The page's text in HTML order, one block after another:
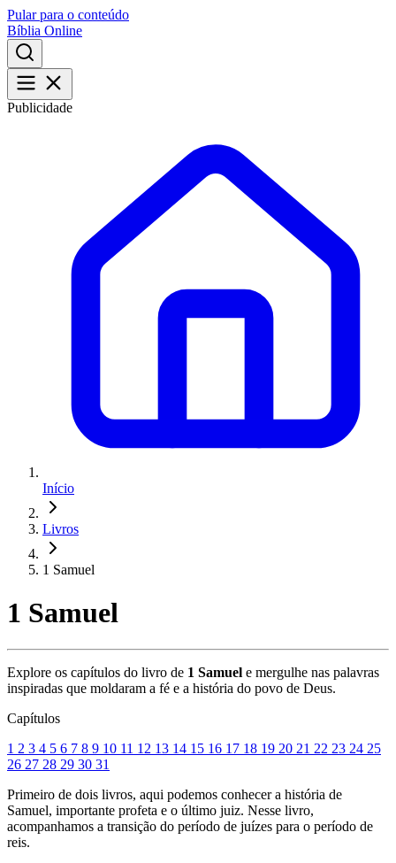
Pular para o conteúdo
Bíblia Online
Publicidade
Início
Livros
1 Samuel
1 Samuel
Explore os capítulos do livro de 1 Samuel e mergulhe nas palavras
inspiradas que moldaram a fé e a história do povo de Deus.
Capítulos
1 2 3 4 5 6 7 8 9 10 11 12 13 14 15 16 17 18 19 20 21 22 23 24 25
26 27 28 29 30 31
Primeiro de dois livros, aqui podemos conhecer a história de
Samuel, importante profeta e o último juiz. Nesse livro,
acompanhamos a transição do período de juízes para o período de
reis.